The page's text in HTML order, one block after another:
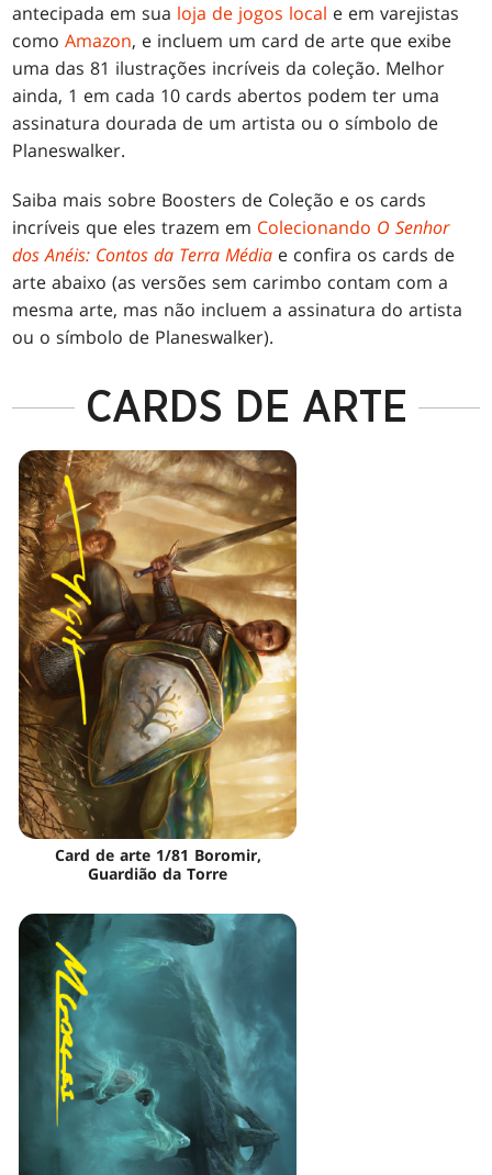
antecipada em sua loja de jogos local e em varejistas
comoAmazon, e incluem um card de arte que exibe
uma das 81 ilustrações incríveis da coleção. Melhor
ainda, 1 em cada 10 cards abertos podem ter uma
assinatura dourada de um artista ou o símbolo de
Planeswalker.
Saiba mais sobre Boosters de Coleção e os cards
incríveis que eles trazem em Colecionando O Senhor
dos Anéis: Contos da Terra Média e confira os cards de
arte abaixo (as versões sem carimbo contam com a
mesma arte, mas não incluem a assinatura do artista
ou o símbolo de Planeswalker).
CARDS DE ARTE
Card de arte 1/81 Boromir,
Guardião da Torre